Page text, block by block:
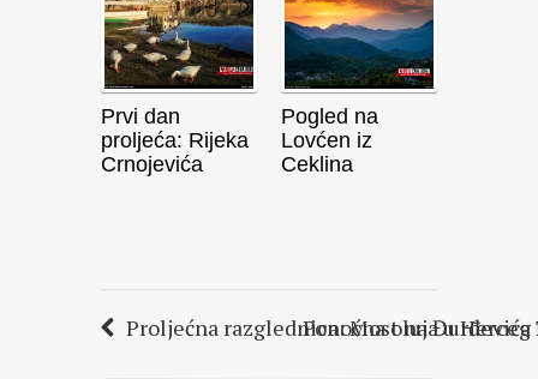
Prvi dan
proljeća: Rijeka
Crnojevića
Pogled na
Lovćen iz
Ceklina
Proljećna razglednica: Most na Đurđevića
Ponoćna oluja u Herceg